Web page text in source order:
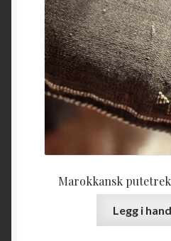
Marokkansk
Legg i